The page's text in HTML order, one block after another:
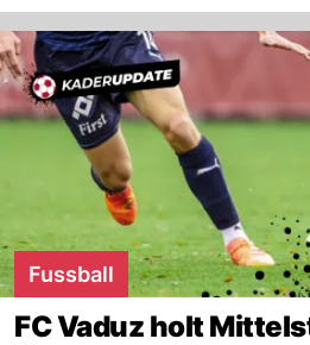
Fussball
FC Vaduz holt